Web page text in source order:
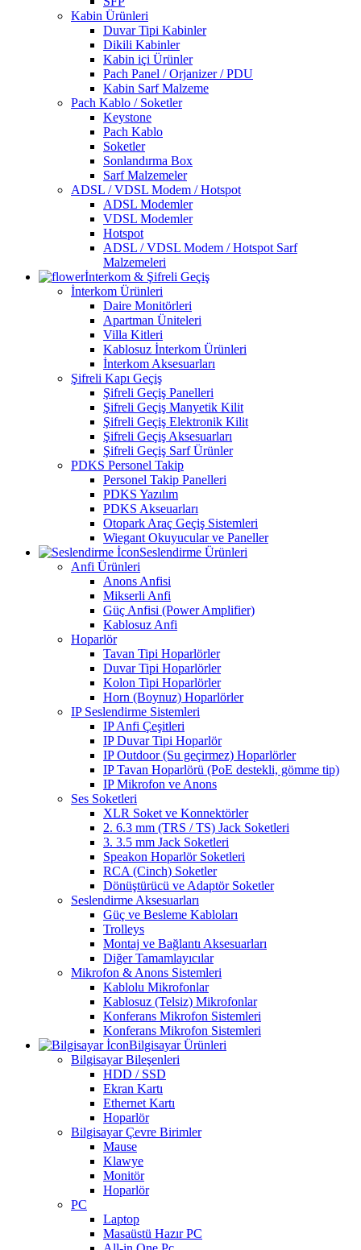
Kabin Ürünleri
Duvar Tipi Kabinler
Dikili Kabinler
Kabin içi Ürünler
Pach Panel / Orjanizer / PDU
Kabin Sarf Malzeme
Pach Kablo / Soketler
Keystone
Pach Kablo
Soketler
Sonlandırma Box
Sarf Malzemeler
ADSL / VDSL Modem / Hotspot
ADSL Modemler
VDSL Modemler
Hotspot
ADSL / VDSL Modem / Hotspot Sarf
Malzemeleri
İnterkom & Şifreli Geçiş
İnterkom Ürünleri
Daire Monitörleri
Apartman Üniteleri
Villa Kitleri
Kablosuz İnterkom Ürünleri
İnterkom Aksesuarları
Şifreli Kapı Geçiş
Şifreli Geçiş Panelleri
Şifreli Geçiş Manyetik Kilit
Şifreli Geçiş Elektronik Kilit
Şifreli Geçiş Aksesuarları
Şifreli Geçiş Sarf Ürünler
PDKS Personel Takip
Personel Takip Panelleri
PDKS Yazılım
PDKS Akseuarları
Otopark Araç Geçiş Sistemleri
Wiegant Okuyucular ve Paneller
Seslendirme Ürünleri
Anfi Ürünleri
Anons Anfisi
Mikserli Anfi
Güç Anfisi (Power Amplifier)
Kablosuz Anfi
Hoparlör
Tavan Tipi Hoparlörler
Duvar Tipi Hoparlörler
Kolon Tipi Hoparlörler
Horn (Boynuz) Hoparlörler
IP Seslendirme Sistemleri
IP Anfi Çeşitleri
IP Duvar Tipi Hoparlör
IP Outdoor (Su geçirmez) Hoparlörler
IP Tavan Hoparlörü (PoE destekli, gömme tip)
IP Mikrofon ve Anons
Ses Soketleri
XLR Soket ve Konnektörler
2. 6.3 mm (TRS / TS) Jack Soketleri
3. 3.5 mm Jack Soketleri
Speakon Hoparlör Soketleri
RCA (Cinch) Soketler
Dönüştürücü ve Adaptör Soketler
Seslendirme Aksesuarları
Güç ve Besleme Kabloları
Trolleys
Montaj ve Bağlantı Aksesuarları
Diğer Tamamlayıcılar
Mikrofon & Anons Sistemleri
Kablolu Mikrofonlar
Kablosuz (Telsiz) Mikrofonlar
Konferans Mikrofon Sistemleri
Konferans Mikrofon Sistemleri
Bilgisayar Ürünleri
Bilgisayar Bileşenleri
HDD / SSD
Ekran Kartı
Ethernet Kartı
Hoparlör
Bilgisayar Çevre Birimler
Mause
Klawye
Monitör
Hoparlör
PC
Laptop
Masaüstü Hazır PC